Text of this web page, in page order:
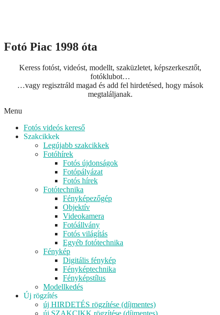
Fotó Piac 1998 óta
Keress fotóst, videóst, modellt, szaküzletet, képszerkesztőt,
fotóklubot…
…vagy regisztráld magad és add fel hirdetésed, hogy mások
megtaláljanak.
Menu
Fotós videós kereső
Szakcikkek
Legújabb szakcikkek
Fotóhírek
Fotós újdonságok
Fotópályázat
Fotós hírek
Fotótechnika
Fényképezőgép
Objektív
Videokamera
Fotóállvány
Fotós világítás
Egyéb fotótechnika
Fénykép
Digitális fénykép
Fényképtechnika
Fényképstílus
Modellkedés
Új rögzítés
új HIRDETÉS rögzítése (díjmentes)
új SZAKCIKK rögzítése (díjmentes)